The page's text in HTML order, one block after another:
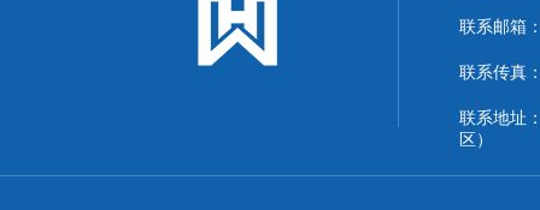
联系邮箱
联系传真
联系地址
区）